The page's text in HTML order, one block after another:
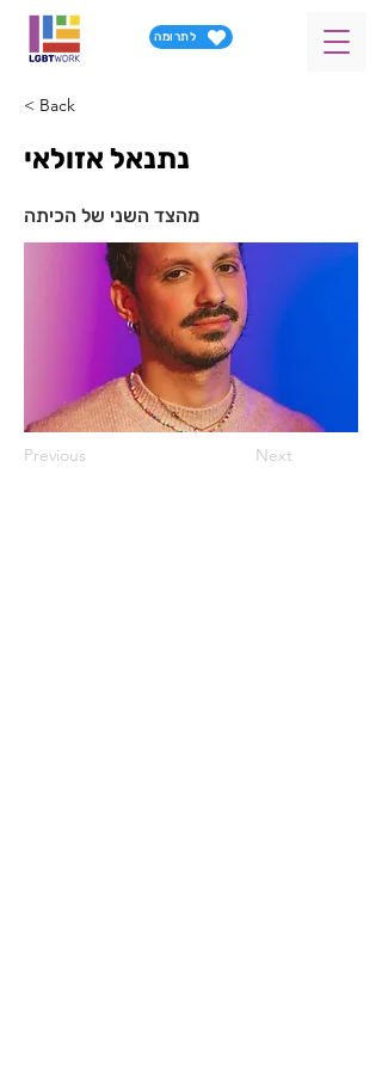
לתרומה
< Back
נתנאל אזולאי
מהצד השני של הכיתה
Previous Next